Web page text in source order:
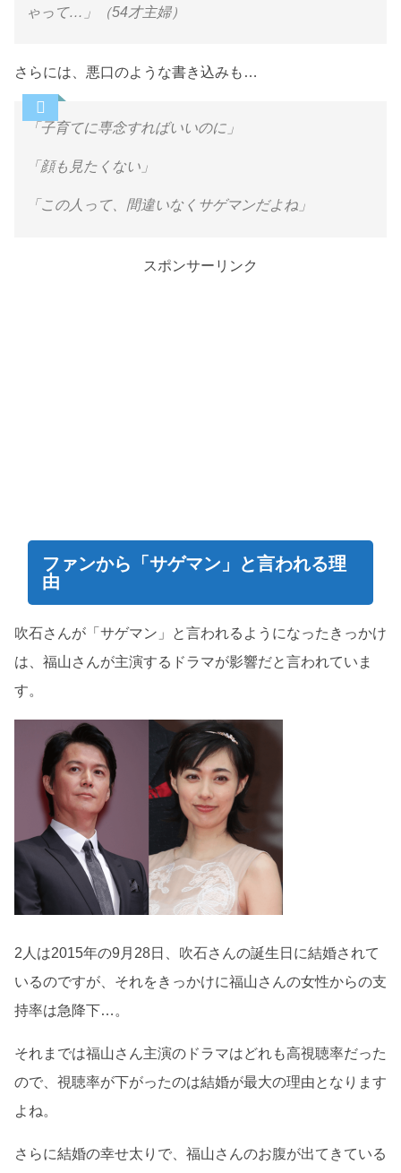
ゃって…」（54才主婦）
さらには、悪口のような書き込みも…
「子育てに専念すればいいのに」
「顔も見たくない」
「この人って、間違いなくサゲマンだよね」
スポンサーリンク
ファンから「サゲマン」と言われる理
由
吹石さんが「サゲマン」と言われるようになったきっかけ
は、福山さんが主演するドラマが影響だと言われていま
す。
2人は2015年の9月28日、吹石さんの誕生日に結婚されて
いるのですが、それをきっかけに福山さんの女性からの支
持率は急降下…。
それまでは福山さん主演のドラマはどれも高視聴率だった
ので、視聴率が下がったのは結婚が最大の理由となります
よね。
さらに結婚の幸せ太りで、福山さんのお腹が出てきている